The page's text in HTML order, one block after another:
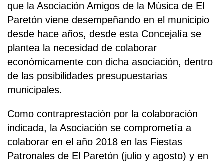
que la Asociación Amigos de la Música de El
Paretón viene desempeñando en el municipio
desde hace años, desde esta Concejalía se
plantea la necesidad de colaborar
económicamente con dicha asociación, dentro
de las posibilidades presupuestarias
municipales.
Como contraprestación por la colaboración
indicada, la Asociación se comprometía a
colaborar en el año 2018 en las Fiestas
Patronales de El Paretón (julio y agosto) y en